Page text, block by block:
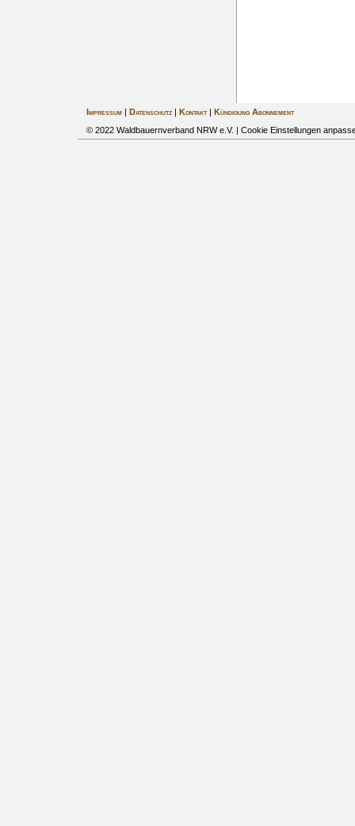
Impressum| Datenschutz| Kontakt|
Kündigung Abonnement
© 2022 Waldbauernverband NRW e.V. | Cookie Einstellungen